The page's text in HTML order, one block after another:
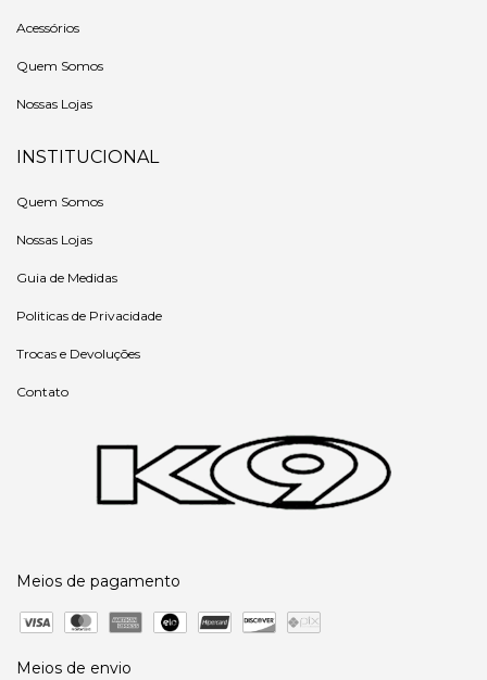
Acessórios
Quem Somos
Nossas Lojas
INSTITUCIONAL
Quem Somos
Nossas Lojas
Guia de Medidas
Politicas de Privacidade
Trocas e Devoluções
Contato
Meios de pagamento
Meios de envio